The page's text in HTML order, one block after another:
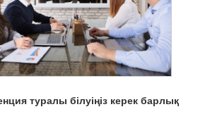
туралы білуіңіз керек барлық